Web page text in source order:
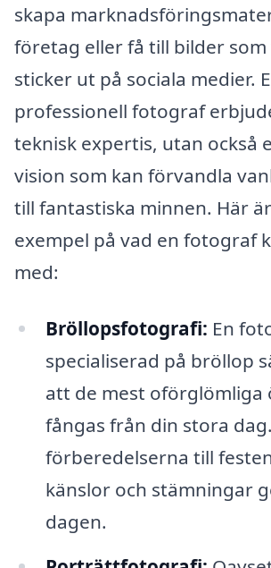
skapa
företag eller få till bilder
sticker ut på sociala medier.
professionell fotograf
teknisk expertis, utan också
vision som kan förvandla
till fantastiska minnen. Här
exempel på vad en fotograf
med:
Bröllopsfotografi: En
specialiserad på bröllop
att de mest oförglömliga
fångas från din stora
förberedelserna till
känslor och stämningar
dagen.